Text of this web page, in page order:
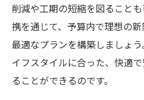
削減や工期の短縮を図ること
携を通じて、予算内で理想の
最適なプランを構築しましょ
イフスタイルに合った、快適
ることができるのです。